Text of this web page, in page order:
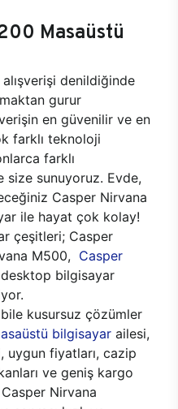
Masaüstü
denildiğinde
gurur
en güvenilir ve en
farklı teknoloji
farklı
size sunuyoruz. Evde,
Casper Nirvana
ile hayat çok kolay!
çeşitleri; Casper
M500, Casper
bilgisayar
kusursuz çözümler
bilgisayar ailesi,
uygun fiyatları, cazip
ve geniş kargo
Nirvana